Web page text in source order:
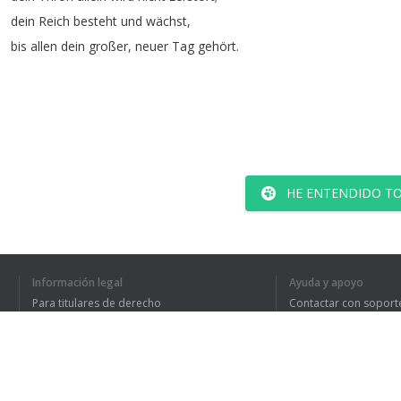
dein Reich besteht und wächst,
bis allen dein großer, neuer Tag gehört.
HE ENTENDIDO
Información legal
Para titulares de derecho
Ayuda y apoyo
Contactar con